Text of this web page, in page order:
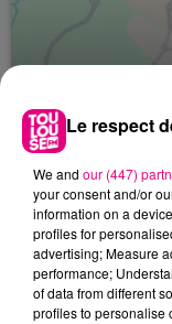
24 juillet 2026
Incendie à
habitations
Le respect
We and our (447)
your consent and/or
information on a
profiles for
advertising; Measure
performance;
of data from different
profiles to personalise